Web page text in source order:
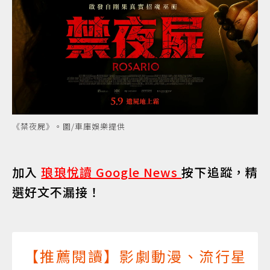
《禁夜屍》。圖/車庫娛樂提供
加入琅琅悅讀 Google News按下追蹤，精
選好文不漏接！
【推薦閱讀】影劇動漫、流行星